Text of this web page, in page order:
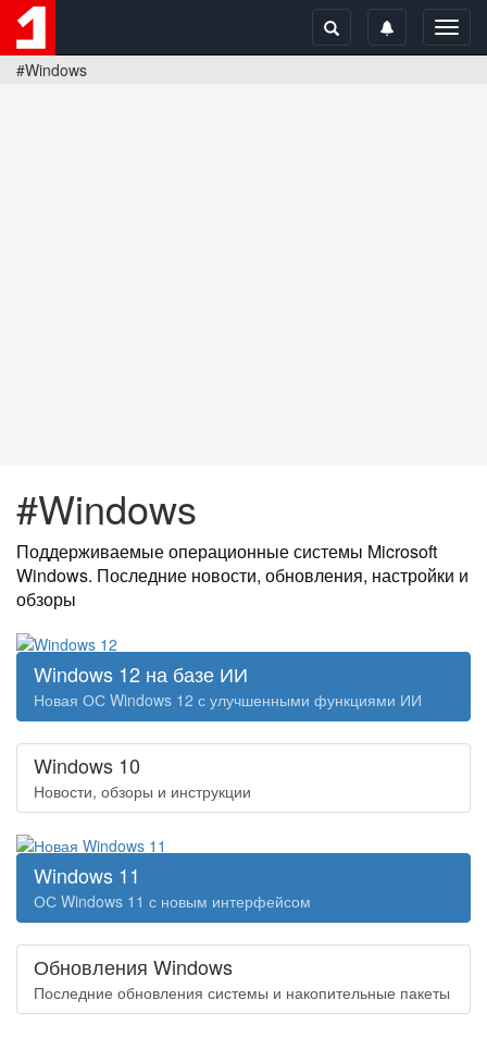
#Windows
#Windows
Поддерживаемые операционные системы Microsoft
Windows. Последние новости, обновления, настройки и
обзоры
Windows 12 на базе ИИ
Новая ОС Windows 12 с улучшенными функциями ИИ
Windows 10
Новости, обзоры и инструкции
Windows 11
ОС Windows 11 с новым интерфейсом
Обновления Windows
Последние обновления системы и накопительные пакеты